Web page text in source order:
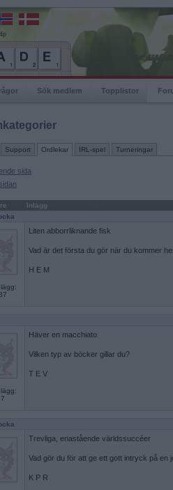
Sök medlem Topplistor
Support Ordlekar IRL-spel Turneringar
sida
Inlägg
Liten abborrliknande fisk
Vad är det första du gör när du kommer
H E M
Häver en macchiato
Vilken typ av böcker gillar du?
T E V
Trevliga, enastående världssuccéer
Vad gör du för att ge ett gott intryck på en
K P R